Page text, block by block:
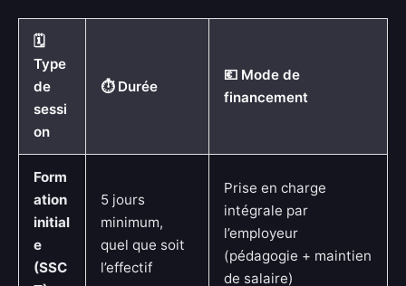
🗓️
Type
de
sessi
on
⏱️ Durée
💶 Mode de
financement
Form
ation
initial
e
(SSC
5 jours
minimum,
quel que soit
l’effectif
Prise en charge
intégrale par
l’employeur
(pédagogie + maintien
de salaire)